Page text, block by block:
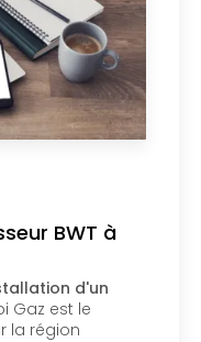
son nouveau
réalisé par la
une